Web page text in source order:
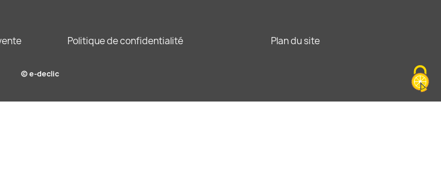
Politique de confidentialité Plan du site
© e-declic